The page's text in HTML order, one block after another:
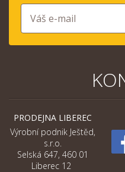
PRODEJNA LIBEREC
Výrobní podnik Ještěd,
s.r.o.
Selská 647, 460 01
Liberec 12